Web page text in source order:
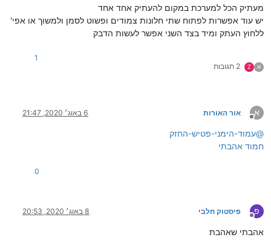
מעתיק הכל למערכת במקום להעתיק אחד אחד
יש עוד אפשרות לפתוח שתי חלונות צמודים ופשוט לסמן ולמשוך או אפי'
ללחוץ העתק ומיד בצד השני אפשר לעשות הדבק
א Z 2 תגובות
1
א
מנותק
אור האורות 6 באוג׳ 2020, 21:47
@עמוד-הימני-פטיש-החזק
חמוד אהבתי
0
פ
מנותק
פיסטוק חלבי 8 באוג׳ 2020, 20:53
אהבתי שאהבת